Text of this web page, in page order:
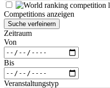
Competitions anzeigen
Suche verfeinern
Zeitraum
Von
Bis
Veranstaltungstyp